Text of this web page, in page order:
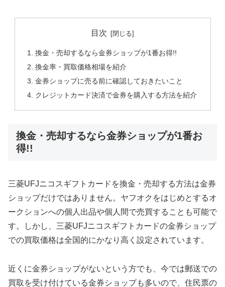
目次
換金・売却するなら金券ショップが1番お得!!
換金率・買取価格相場を紹介
金券ショップに売る前に確認しておきたいこと
クレジットカード決済で金券を購入する方法を紹介
換金・売却するなら金券ショップが1番お
得!!
三菱UFJニコスギフトカードを換金・売却する方法は金券
ショップだけではありません。ヤフオクをはじめとするオ
ークションへの個人出品や個人間で売買することも可能で
す。しかし、三菱UFJニコスギフトカードの金券ショップ
での買取価格は全国的にかなり高く設定されています。
近くに金券ショップがないという方でも、今では郵送での
買取を受け付けている金券ショップも多いので、住民票の